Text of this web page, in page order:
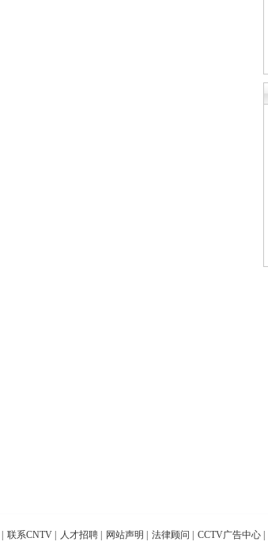
联系CNTV 人才招聘 网站声明 法律顾问 CCTV广告中心